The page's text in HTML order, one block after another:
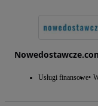
Usługi finansowe